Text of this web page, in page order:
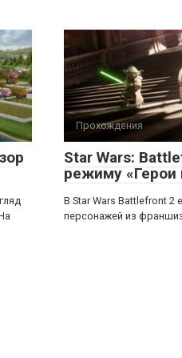
Прохождения
Star Wars:
режиму «Герои
В Star Wars Battlefront 2
персонажей из